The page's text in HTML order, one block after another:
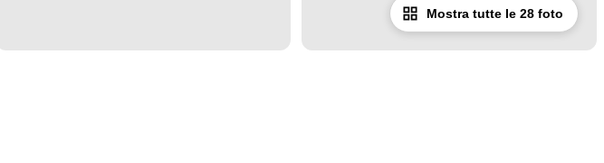
Mostra tutte le 28 foto